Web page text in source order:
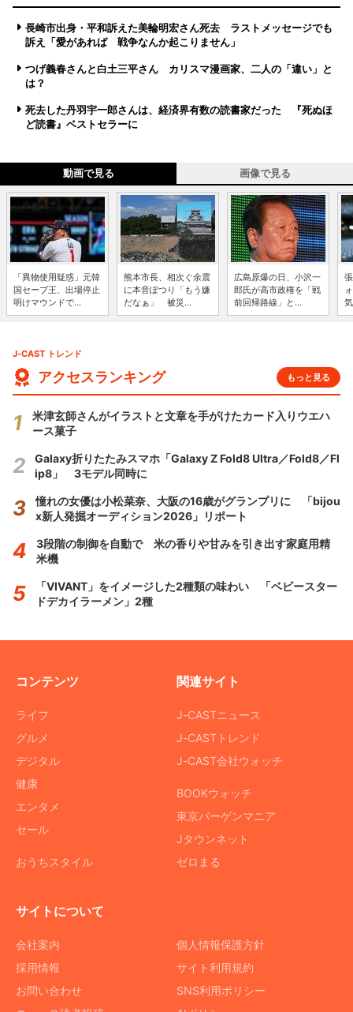
長崎市出身・平和訴えた美輪明宏さん死去 ラストメッセージでも
訴え「愛があれば 戦争なんか起こりません」
つげ義春さんと白土三平さん カリスマ漫画家、二人の「違い」と
は？
死去した丹羽宇一郎さんは、経済界有数の読書家だった 『死ぬほ
ど読書』ベストセラーに
動画で見る 画像で見る
「異物使用疑惑」元韓
国セーブ王、出場停止
明けマウンドで...
熊本市長、相次ぐ余震
に本音ぽつり「もう嫌
だなぁ」 被災...
広島原爆の日、小沢一
郎氏が高市政権を「戦
前回帰路線」と...
J-CAST トレンド
アクセスランキング もっと見る
米津玄師さんがイラストと文章を手がけたカード入りウエハ
ース菓子
Galaxy折りたたみスマホ「Galaxy Z Fold8 Ultra／Fold8／Fl
ip8」 3モデル同時に
憧れの女優は小松菜奈、大阪の16歳がグランプリに 「bijou
x新人発掘オーディション2026」リポート
3段階の制御を自動で 米の香りや甘みを引き出す家庭用精
米機
「VIVANT」をイメージした2種類の味わい 「ベビースター
ドデカイラーメン」2種
コンテンツ
ライフ
グルメ
デジタル
健康
エンタメ
セール
おうちスタイル
関連サイト
J-CASTニュース
J-CASTトレンド
J-CAST会社ウォッチ
BOOKウォッチ
東京バーゲンマニア
Jタウンネット
ゼロまる
サイトについて
会社案内
採用情報
お問い合わせ
個人情報保護方針
サイト利用規約
SNS利用ポリシー